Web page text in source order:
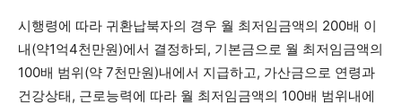
시행령에 따라 귀환납북자의 경우 월 최저임금액의 200배 이
내(약1억4천만원)에서 결정하되, 기본금으로 월 최저임금액의
100배 범위(약 7천만원)내에서 지급하고, 가산금으로 연령과
건강상태, 근로능력에 따라 월 최저임금액의 100배 범위내에